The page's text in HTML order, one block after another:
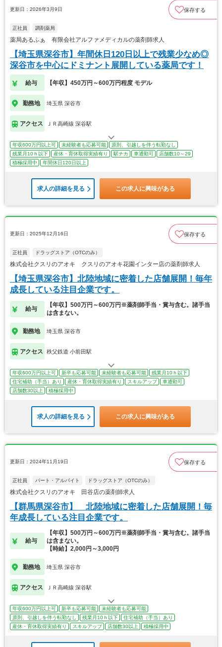
更新日：2026年3月9日 保存する
正社員 調剤薬局
薬局あるふぁ 有限会社アルファメディカルの薬剤師求人
【埼玉県深谷市】年間休日120日以上で残業少なめ◎
深谷市を中心にドミナント展開している薬局です！
給与 【年収】450万円～600万円程度 モデル
勤務地 埼玉県 深谷市
アクセス ＪＲ高崎線 深谷駅
年収600万円以上可 未経験者も応募可能
原則、引越しを伴う転勤なし
残業月10ｈ以下
産休・育休取得実績有り 駅チカ 車通勤可
店舗数10～29
積極採用中
年間休日120日以上
求人の詳細を見る この求人に興味がある
更新日：2025年12月16日 保存する
正社員 ドラッグストア（OTCのみ）
株式会社クスリのアオキ クスリのアオキ花園インター店の薬剤師求人
【埼玉県深谷市】北陸地域に密着した店舗展開！毎年
成長している注目企業です。
給与
【年収】500万円～600万円※薬剤師手当・賞与含む。諸手当
は含まない。
勤務地 埼玉県 深谷市
アクセス 秩父鉄道 小前田駅
年収600万円以上可 新卒も応募可能 未経験者も応募可能
残業月10ｈ以下
住宅補助（手当）あり
産休・育休取得実績有り スキルアップ
車通勤可
店舗数30以上
積極採用中
求人の詳細を見る この求人に興味がある
更新日：2024年11月19日 保存する
正社員 パート・アルバイト ドラッグストア（OTCのみ）
株式会社クスリのアオキ 田谷店の薬剤師求人
【群馬県深谷市】 北陸地域に密着した店舗展開！毎
年成長している注目企業です。
給与
【年収】500万円～600万円※薬剤師手当・賞与含む。諸手当
は含まない。
【時給】2,000円～3,000円
勤務地 埼玉県 深谷市
アクセス ＪＲ高崎線 深谷駅
年収600万円以上可 新卒も応募可能
未経験者も応募可能
原則、引越しを伴う転勤なし
残業月10ｈ以下
住宅補助（手当）あり
産休・育休取得実績有り
スキルアップ 店舗数30以上 積極採用中